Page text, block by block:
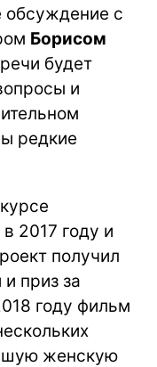
обсуждение с
Борисом
будет
и
редкие
2017 году и
получил
приз за
году фильм
женскую